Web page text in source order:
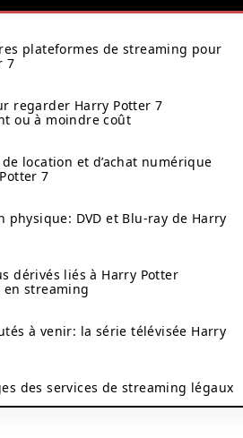
plateformes de streaming pour
7
regarder Harry Potter 7
ou à moindre coût
location et d’achat numérique
7
physique: DVD et Blu-ray de Harry
dérivés liés à Harry Potter
streaming
à venir: la série télévisée Harry
des services de streaming légaux